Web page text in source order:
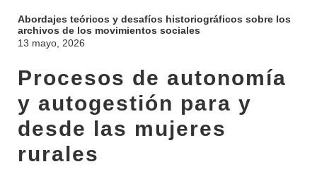
DEPARTAMENTOS
BEDELÍA
EVA FCS
Abordajes teóricos y desafíos historiográficos sobre los
archivos de los movimientos sociales
13 mayo, 2026
Procesos de autonomía
y autogestión para y
desde las mujeres
rurales